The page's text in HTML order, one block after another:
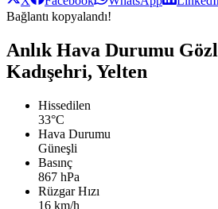
Bağlantı kopyalandı!
Anlık Hava Durumu
Kadışehri, Yelten
Hissedilen
33°C
Hava Durumu
Güneşli
Basınç
867 hPa
Rüzgar Hızı
16 km/h